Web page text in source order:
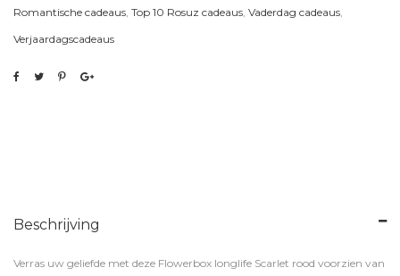
Romantische cadeaus, Top 10 Rosuz cadeaus, Vaderdag cadeaus,
Verjaardagscadeaus
Beschrijving
Verras uw geliefde met deze Flowerbox longlife Scarlet rood voorzien van